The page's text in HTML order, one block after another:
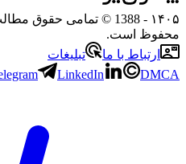
۱۴۰۵
- 1388 © تمامی حقوق
محفوظ است.
ارتباط با ما
تبلیغات
LinkedIn DMCA